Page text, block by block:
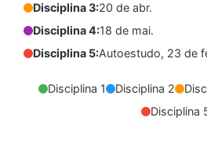
Disciplina 3:20 de abr.
Disciplina 4:18 de mai.
Disciplina 5:Autoestudo, 23 de
Disciplina 1 Disciplina 2
Disciplina